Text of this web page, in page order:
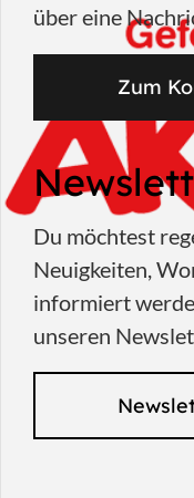
über eine
Zum
Du möchtest
Neuigkeiten,
informiert
unseren